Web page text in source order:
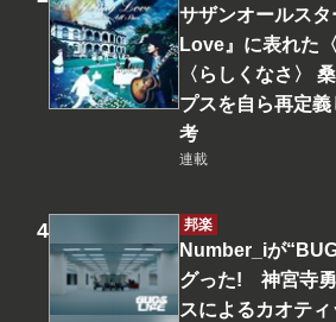
サザンオールス
Love』に表れた
〈らしくなさ〉
プスを自ら再定
考
連載
邦楽
Number_iが
グった! 神宮寺
スによるカオテ